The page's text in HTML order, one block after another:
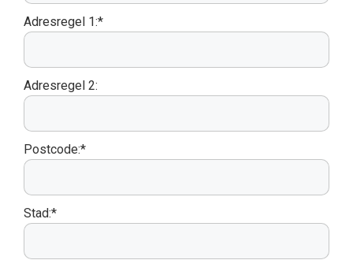
Adresregel 1:*
Adresregel 2:
Postcode:*
Stad:*